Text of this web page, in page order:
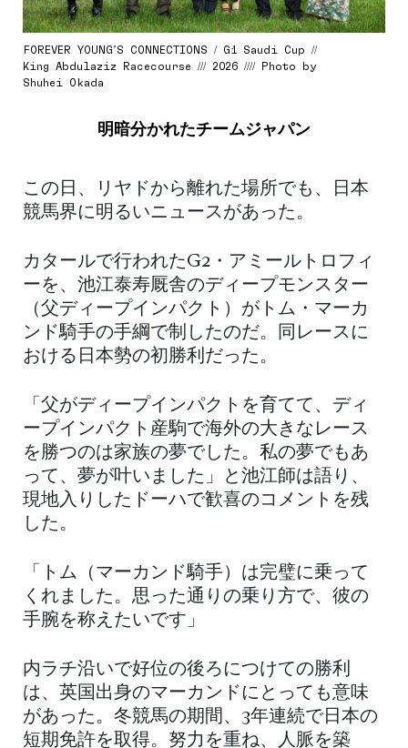
FOREVER YOUNG’S CONNECTIONS / G1 Saudi Cup //
King Abdulaziz Racecourse /// 2026 //// Photo by
Shuhei Okada
明暗分かれたチームジャパン
この日、リヤドから離れた場所でも、日本
競馬界に明るいニュースがあった。
カタールで行われたG2・アミールトロフィ
ーを、池江泰寿厩舎のディープモンスター
（父ディープインパクト）がトム・マーカ
ンド騎手の手綱で制したのだ。同レースに
おける日本勢の初勝利だった。
「父がディープインパクトを育てて、ディ
ープインパクト産駒で海外の大きなレース
を勝つのは家族の夢でした。私の夢でもあ
って、夢が叶いました」と池江師は語り、
現地入りしたドーハで歓喜のコメントを残
した。
「トム（マーカンド騎手）は完璧に乗って
くれました。思った通りの乗り方で、彼の
手腕を称えたいです」
内ラチ沿いで好位の後ろにつけての勝利
は、英国出身のマーカンドにとっても意味
があった。冬競馬の期間、3年連続で日本の
短期免許を取得。努力を重ね、人脈を築